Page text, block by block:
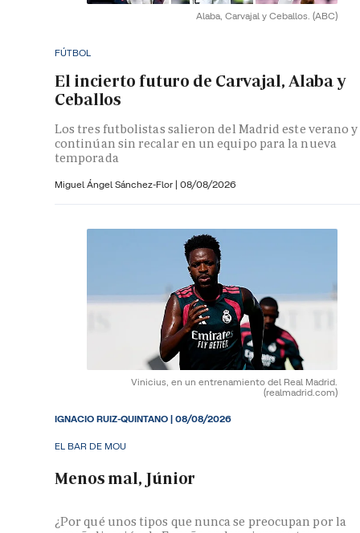
Alaba, Carvajal y Ceballos. (ABC)
FÚTBOL
El incierto futuro de Carvajal, Alaba y
Ceballos
Los tres futbolistas salieron del Madrid este verano y
continúan sin recalar en un equipo para la nueva
temporada
Miguel Ángel Sánchez-Flor | 08/08/2026
Vinicius, en un entrenamiento del Real Madrid.
(realmadrid.com)
EL BAR DE MOU
Menos mal, Júnior
¿Por qué unos tipos que nunca se preocupan por la
IGNACIO RUIZ-QUINTANO|08/08/2026